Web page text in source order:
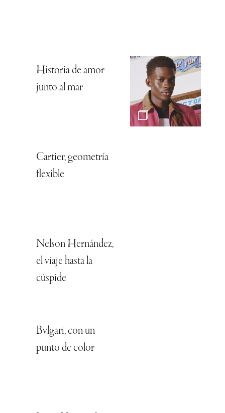
Historia de amor
junto al mar
Cartier, geometría
flexible
Nelson Hernández,
el viaje hasta la
cúspide
Bvlgari, con un
punto de color